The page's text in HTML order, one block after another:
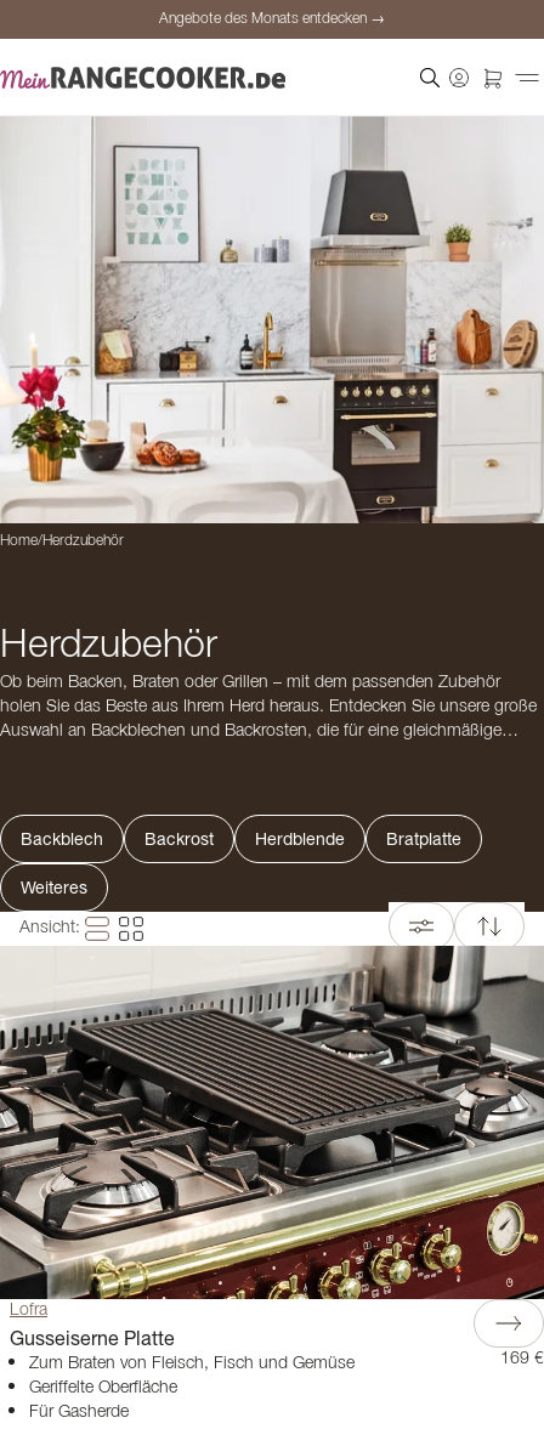
Angebote des Monats entdecken →
Persönliche Beratung
Angebote des Monats entdecken →
Home/Herdzubehör
Herdzubehör
Ob beim Backen, Braten oder Grillen – mit dem passenden Zubehör
holen Sie das Beste aus Ihrem Herd heraus. Entdecken Sie unsere große
Auswahl an Backblechen und Backrosten, die für eine gleichmäßige
perfekte Smashburger direkt auf dem Herd oder im Ofen zu. Auch
praktische Herdblende gegen Fettspritzer und stilvolle Sockelleisten für
ein harmonisches Gesamtbild rund um den Herd finden Sie in unserem
Sortiment. Ergänzt wird das Angebot durch vielseitiges Weiteres
Herdzubehör – von Griffen und Knöpfen bis hin zu funktionalen Details,
die Ihre Küche optisch und praktisch abrunden.
Backblech Backrost Herdblende Bratplatte
Weiteres
Ansicht:
Lofra
Gusseiserne Platte
Zum Braten von Fleisch, Fisch und Gemüse
Geriffelte Oberfläche
Für Gasherde
169 €